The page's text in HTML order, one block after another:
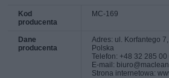
Kod
producenta
MC-169
Dane
producenta
Adres: ul. Korfantego
Polska
Telefon: +48 32 285 00
E-mail:
Strona internetowa: